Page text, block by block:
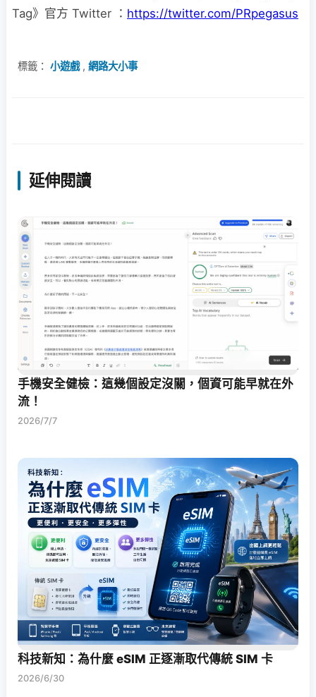
Tag》官方 Twitter ： https://twitter.com/PRpegasus
標籤： 小遊戲, 網路大小事
延伸閱讀
手機安全健檢：這幾個設定沒關，個資可能早就在外
流！
2026/7/7
科技新知：為什麼 eSIM 正逐漸取代傳統 SIM 卡
2026/6/30